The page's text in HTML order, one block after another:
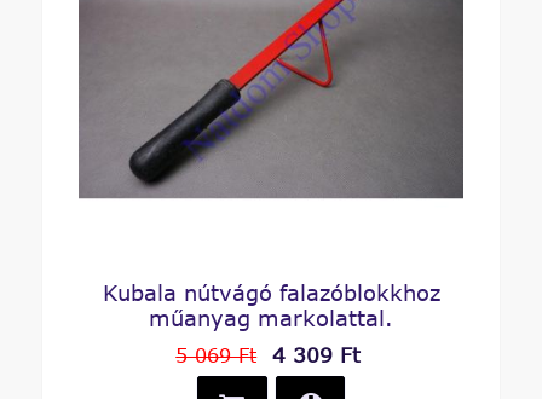
Kubala nútvágó falazóblokkhoz
műanyag markolattal.
5 069 Ft 4 309 Ft